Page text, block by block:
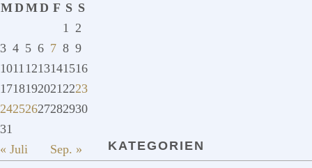
MD MD F S S
1 2
3 4 5 6 7 8 9
10111213141516
17181920212223
24252627282930
31
« Juli
Sep. » KATEGORIEN